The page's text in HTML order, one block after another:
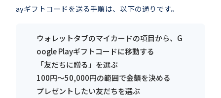
ayギフトコードを送る手順は、以下の通りです。
ウォレットタブのマイカードの項目から、G
oogle Playギフトコードに移動する
「友だちに贈る」を選ぶ
100円～50,000円の範囲で金額を決める
プレゼントしたい友だちを選ぶ